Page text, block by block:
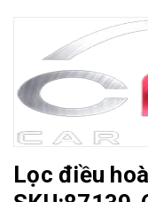
Lọc điều